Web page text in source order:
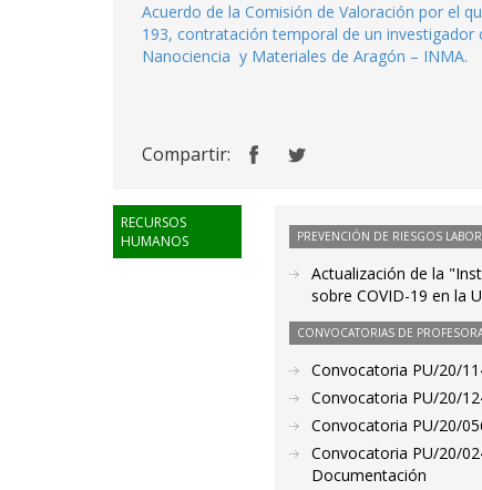
Acuerdo de la Comisión de Valoración por el
193, contratación temporal de un
Nanociencia y Materiales de Aragón – INMA.
Compartir:
RECURSOS
HUMANOS
PREVENCIÓN DE RIESGOS
Actualización de la
sobre COVID-19 en la
CONVOCATORIAS DE
Convocatoria PU/20/
Convocatoria PU/20/
Convocatoria PU/20/
Convocatoria PU/20/
Documentación